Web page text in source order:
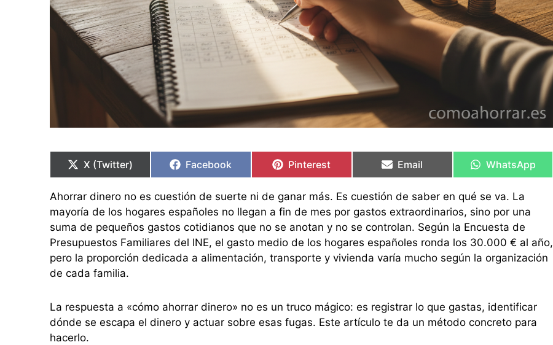
en
X (Twitter)
en
Facebook
en
Pinterest
en
Email
en
WhatsApp
Ahorrar dinero no es cuestión de suerte ni de ganar más. Es cuestión de saber en qué se va. La
mayoría de los hogares españoles no llegan a fin de mes por gastos extraordinarios, sino por una
suma de pequeños gastos cotidianos que no se anotan y no se controlan. Según la Encuesta de
Presupuestos Familiares del INE, el gasto medio de los hogares españoles ronda los 30.000 € al año,
pero la proporción dedicada a alimentación, transporte y vivienda varía mucho según la organización
de cada familia.
La respuesta a «cómo ahorrar dinero» no es un truco mágico: es registrar lo que gastas, identificar
dónde se escapa el dinero y actuar sobre esas fugas. Este artículo te da un método concreto para
hacerlo.
en
en
en
en
en